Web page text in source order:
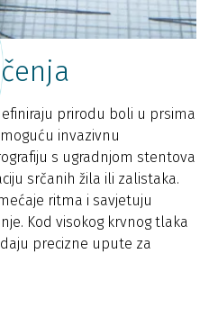
prirodu boli u prsima
invazivnu
s ugradnjom stentova
srčanih žila ili zalistaka.
ritma i savjetuju
Kod visokog krvnog tlaka
precizne upute za